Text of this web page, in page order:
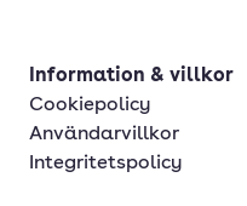
Information & villkor
Cookiepolicy
Användarvillkor
Integritetspolicy